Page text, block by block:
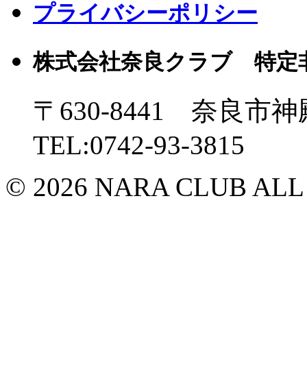
プライバシーポリシー
株式会社奈良クラブ 特定
〒630-8441 奈良市
TEL:0742-93-3815
© 2026 NARA CLUB ALL